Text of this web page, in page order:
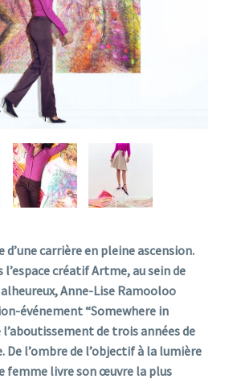
d’une carrière en pleine ascension.
l’espace créatif Artme, au sein de
Anne-Lise Ramooloo
événement “Somewhere in
l’aboutissement de trois années de
l’ombre de l’objectif à la lumière
femme livre son œuvre la plus